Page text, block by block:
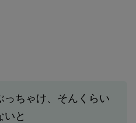
っちゃけ、そんくらい
いと